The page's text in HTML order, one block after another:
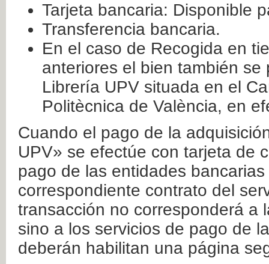
Tarjeta bancaria: Disponible
Transferencia bancaria.
En el caso de Recogida en
anteriores el bien también
Librería UPV situada en el
Politècnica de València, en
Cuando el pago de la
UPV» se efectúe con tarjeta de
pago de las entidades
correspondiente contrato del
transacción no corresponderá a
sino a los servicios de pago de
deberán habilitan una página